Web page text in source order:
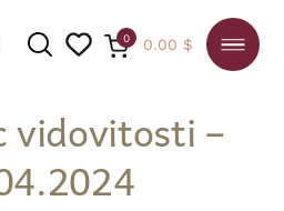
PRETRAGA
0 0.00 $
vidovitosti –